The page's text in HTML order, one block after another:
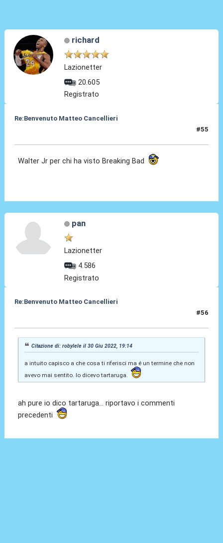
richard
Lazionetter
20.605
Registrato
Re:Benvenuto Matteo Cancellieri
#55
Walter Jr per chi ha visto Breaking Bad
pan
Lazionetter
4.586
Registrato
Re:Benvenuto Matteo Cancellieri
#56
Citazione di: robylele il 30 Giu 2022, 19:14
a intuito capisco a che cosa ti riferisci ma é un termine che non
avevo mai sentito. Io dicevo tartaruga.
ah pure io dico tartaruga... riportavo i commenti
precedenti